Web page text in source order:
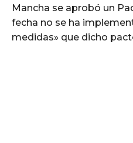
Mancha se aprobó un
fecha no se ha
medidas» que dicho